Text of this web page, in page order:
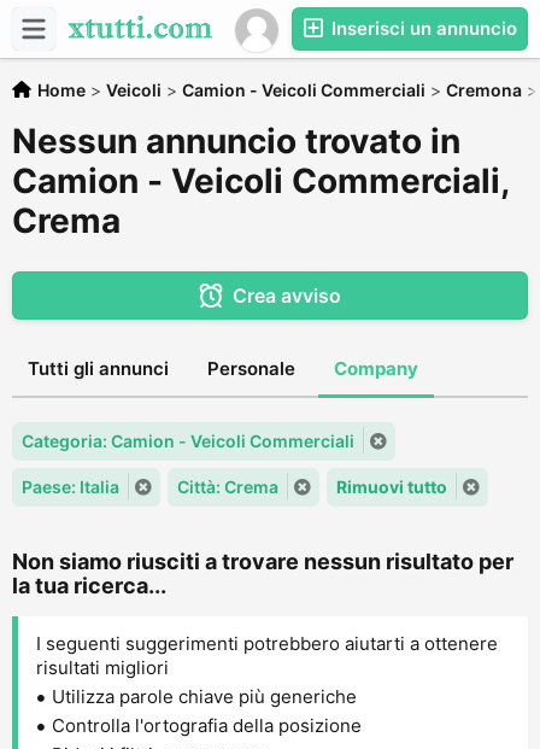
Inserisci un annuncio
Home > Veicoli > Camion - Veicoli Commerciali > Cremona
Nessun annuncio trovato in
Camion - Veicoli Commerciali,
Crema
Crea avviso
Tutti gli annunci Personale Company
Categoria: Camion - Veicoli Commerciali
Paese: Italia Città: Crema Rimuovi tutto
Non siamo riusciti a trovare nessun risultato per
la tua ricerca...
I seguenti suggerimenti potrebbero aiutarti a ottenere
risultati migliori
Utilizza parole chiave più generiche
Controlla l'ortografia della posizione